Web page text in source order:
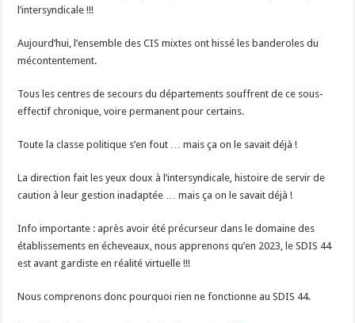
l’intersyndicale !!!
Aujourd’hui, l’ensemble des CIS mixtes ont hissé les banderoles du
mécontentement.
Tous les centres de secours du départements souffrent de ce sous-
effectif chronique, voire permanent pour certains.
Toute la classe politique s’en fout … mais ça on le savait déjà !
La direction fait les yeux doux à l’intersyndicale, histoire de servir de
caution à leur gestion inadaptée … mais ça on le savait déjà !
Info importante : après avoir été précurseur dans le domaine des
établissements en écheveaux, nous apprenons qu’en 2023, le SDIS 44
est avant gardiste en réalité virtuelle !!!
Nous comprenons donc pourquoi rien ne fonctionne au SDIS 44.